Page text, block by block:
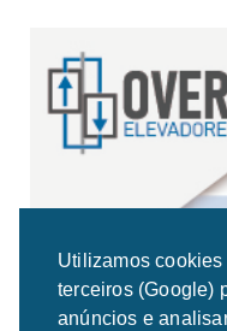
Utilizamos
terceiros (Google)
anúncios e